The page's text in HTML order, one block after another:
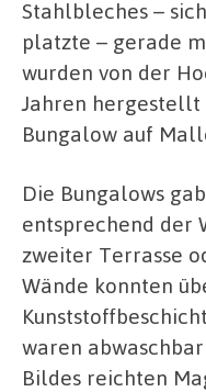
Stahlbleches –
platzte – gerade
wurden von der
Jahren hergestellt
Bungalow auf
Die Bungalows
entsprechend der
zweiter Terrasse
Wände konnten
waren
Bildes reichten